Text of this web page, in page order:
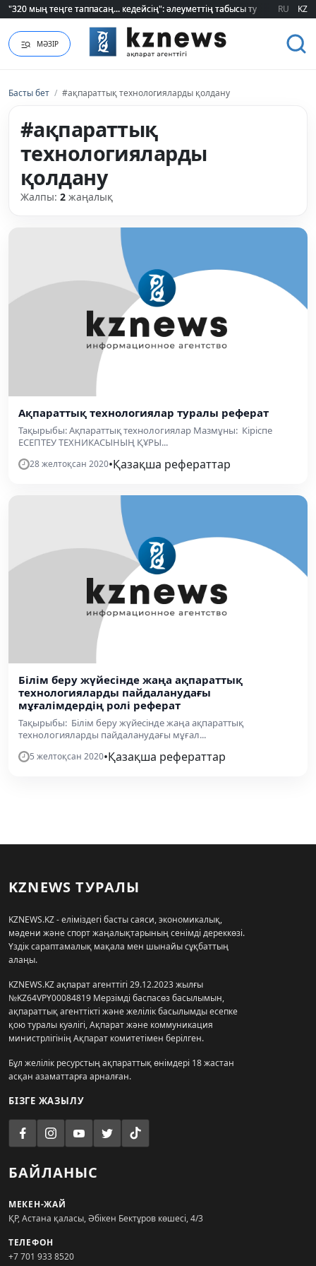
"320 мың теңге таппасаң... кедейсің": әлеуметтің табысы туралы түсінігі
"320 мың теңге таппасаң... кедейсің": әлеуметтің табысы туралы түсінігі
RU KZ
МӘЗІР
Басты бет / #ақпараттық технологияларды қолдану
#ақпараттық
технологияларды
қолдану
Жалпы: 2 жаңалық
Ақпараттық технологиялар туралы реферат
Тақырыбы: Ақпараттық технологиялар Мазмұны: Кіріспе
ЕСЕПТЕУ ТЕХНИКАСЫНЫҢ ҚҰРЫ...
28 желтоқсан 2020•Қазақша рефераттар
Білім беру жүйесінде жаңа ақпараттық
технологияларды пайдаланудағы
мұғалімдердің ролі реферат
Тақырыбы: Білім беру жүйесінде жаңа ақпараттық
технологияларды пайдаланудағы мұғал...
5 желтоқсан 2020•Қазақша рефераттар
KZNEWS ТУРАЛЫ
KZNEWS.KZ - еліміздегі басты саяси, экономикалық,
мәдени және спорт жаңалықтарының сенімді дереккөзі.
Үздік сараптамалық мақала мен шынайы сұқбаттың
алаңы.
KZNEWS.KZ ақпарат агенттігі 29.12.2023 жылғы
№KZ64VPY00084819 Мерзімді баспасөз басылымын,
ақпараттық агенттікті және желілік басылымды есепке
қою туралы куәлігі, Ақпарат және коммуникация
министрлігінің Ақпарат комитетімен берілген.
Бұл желілік ресурстың ақпараттық өнімдері 18 жастан
асқан азаматтарға арналған.
БІЗГЕ ЖАЗЫЛУ
БАЙЛАНЫС
МЕКЕН-ЖАЙ
ҚР, Астана қаласы, Әбікен Бектұров көшесі, 4/3
ТЕЛЕФОН
+7 701 933 8520